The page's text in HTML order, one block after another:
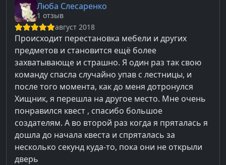
Люба Слесаренко
1 отзыв
август 2018
Происходит перестановка мебели и других
предметов и становится ещё более
захватывающе и страшно. Я один раз так свою
команду спасла случайно упав с лестницы, и
после того момента, как до меня дотронулся
Хищник, я перешла на другое место. Мне очень
понравился квест , спасибо большое
создателям. А во второй раз когда я пряталась я
дошла до начала квеста и спряталась за
несколько секунд куда-то, пока они не открыли
дверь